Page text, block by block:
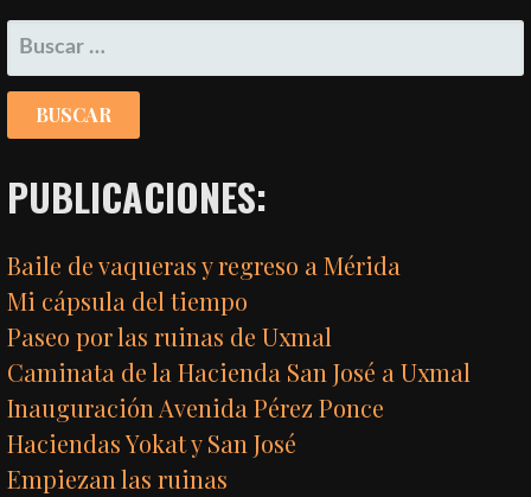
ENTRADAS
BUSCAR:
PUBLICACIONES:
Baile de vaqueras y regreso a Mérida
Mi cápsula del tiempo
Paseo por las ruinas de Uxmal
Caminata de la Hacienda San José a Uxmal
Inauguración Avenida Pérez Ponce
Haciendas Yokat y San José
Empiezan las ruinas